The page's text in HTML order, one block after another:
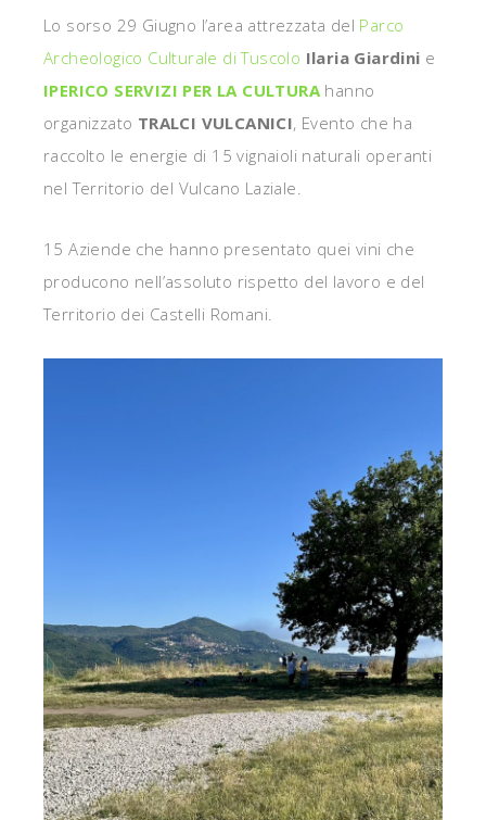
Lo sorso 29 Giugno l’area attrezzata del Parco
Archeologico Culturale di Tuscolo Ilaria Giardini e
IPERICO SERVIZI PER LA CULTURA hanno
organizzato TRALCI VULCANICI, Evento che ha
raccolto le energie di 15 vignaioli naturali operanti
nel Territorio del Vulcano Laziale.
15 Aziende che hanno presentato quei vini che
producono nell’assoluto rispetto del lavoro e del
Territorio dei Castelli Romani.